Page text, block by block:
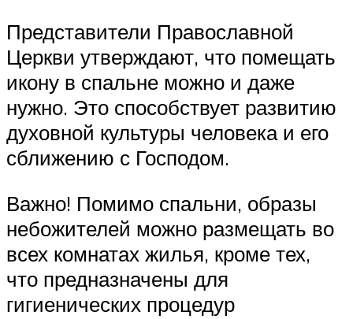
Представители Православной
Церкви утверждают, что помещать
икону в спальне можно и даже
нужно. Это способствует развитию
духовной культуры человека и его
сближению с Господом.
Важно! Помимо спальни, образы
небожителей можно размещать во
всех комнатах жилья, кроме тех,
что предназначены для
гигиенических процедур